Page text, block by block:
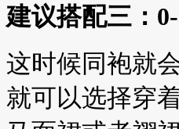
建议搭配三：
这时候同袍就
就可以选择穿